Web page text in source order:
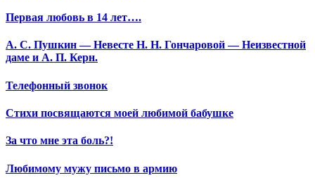
Первая любовь в 14 лет….
А. С. Пушкин — Невесте Н. Н. Гончаровой — Неизвестной
даме и А. П. Керн.
Телефонный звонок
Стихи посвящаются моей любимой бабушке
За что мне эта боль?!
Любимому мужу письмо в армию